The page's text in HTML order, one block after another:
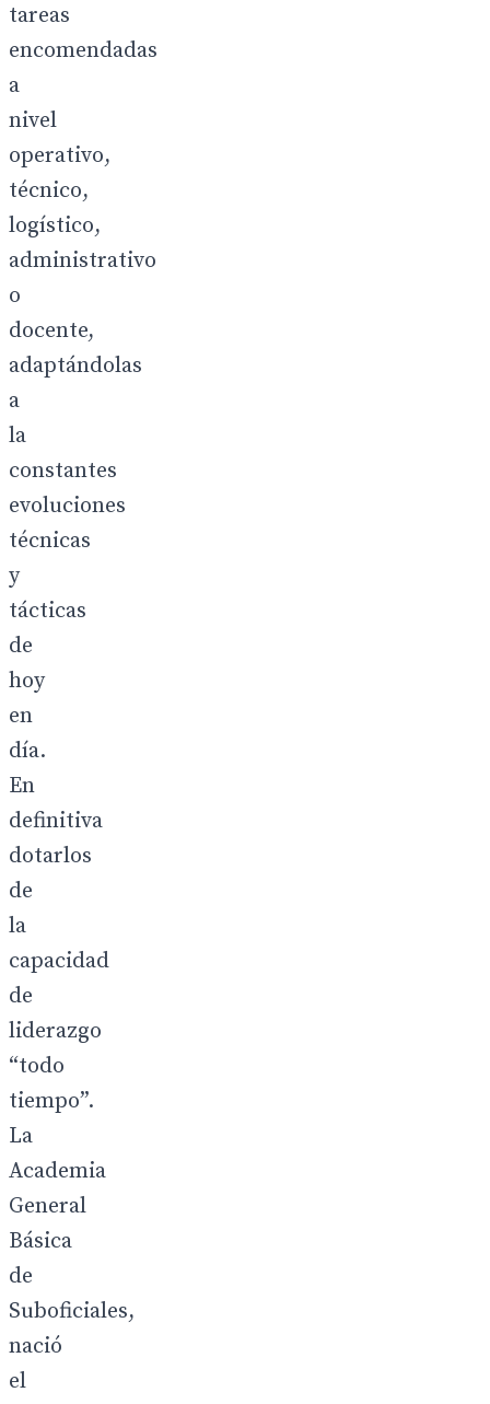
tareas
encomendadas
a
nivel
operativo,
técnico,
logístico,
administrativo
o
docente,
adaptándolas
a
la
constantes
evoluciones
técnicas
y
tácticas
de
hoy
en
día.
En
definitiva
dotarlos
de
la
capacidad
de
liderazgo
“todo
tiempo”.
La
Academia
General
Básica
de
Suboficiales,
nació
el